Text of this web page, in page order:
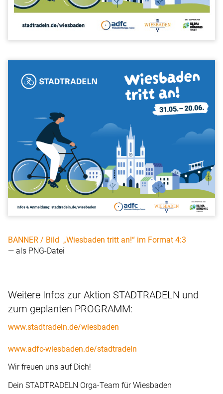
BANNER / Bild „Wiesbaden tritt an!“ im Format 4:3
— als PNG-Datei
Weitere Infos zur Aktion STADTRADELN und
zum geplanten PROGRAMM:
www.stadtradeln.de/wiesbaden
www.adfc-wiesbaden.de/stadtradeln
Wir freuen uns auf Dich!
Dein STADTRADELN Orga-Team für Wiesbaden